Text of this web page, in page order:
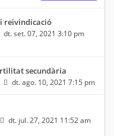
reivindicació
dt. set. 07, 2021 3:10 pm
secundària
dt. ago. 10, 2021 7:15 pm
dt. jul. 27, 2021 11:52 am